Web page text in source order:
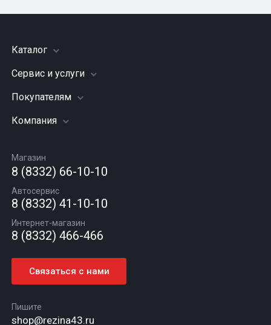
Каталог
Шины
Грузовые шины
Диски
Автомасла
Сервис и услуги
Заправка кондиционера
Подвеска (ходовая часть)
Шиномонтаж
Покупателям
Акции
Гарантии и возврат
Компания
Вакансии
Новости
Статьи
Контакты
Магазин
8 (8332) 66-10-10
Автосервис
8 (8332) 41-10-10
Интернет-магазин
8 (8332) 466-466
Связаться с нами
Пишите
shop@rezina43.ru